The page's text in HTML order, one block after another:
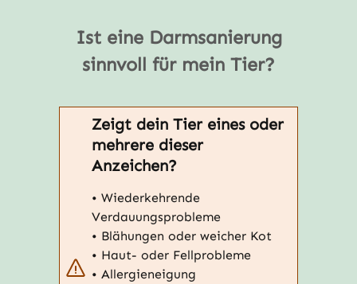
Ist eine Darmsanierung
sinnvoll für mein Tier?
Zeigt dein Tier eines oder
mehrere dieser
Anzeichen?
• Wiederkehrende
Verdauungsprobleme
• Blähungen oder weicher Kot
• Haut- oder Fellprobleme
• Allergieneigung